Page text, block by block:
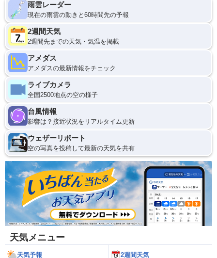
雨雲レーダー
現在の雨雲の動きと60時間先の予報
2週間天気
2週間先までの天気・気温を掲載
アメダス
アメダスの最新情報をチェック
ライブカメラ
全国2500地点の空の様子
台風情報
影響は？接近状況をリアルタイム更新
ウェザーリポート
空の写真を投稿して最新の天気を共有
天気メニュー
天気予報 2週間天気